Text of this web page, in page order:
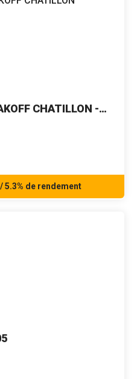
CHATILLON -
5.3% de rendement